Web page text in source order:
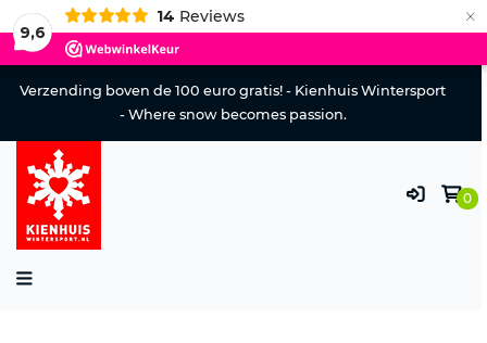
9,6
14 Reviews ×
Verzending boven de 100 euro gratis! - Kienhuis Wintersport
- Where snow becomes passion.
0